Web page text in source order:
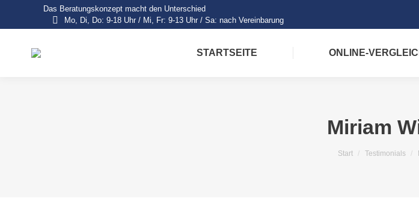
Das Beratungskonzept macht den Unterschied
Mo, Di, Do: 9-18 Uhr / Mi, Fr: 9-13 Uhr / Sa: nach Vereinbarung
STARTSEITE ONLINE-
Miriam
Start Testimonials